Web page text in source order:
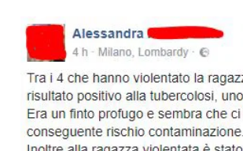
STORIA E CITAZIONI
INTRATTENIMENTO